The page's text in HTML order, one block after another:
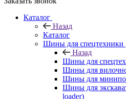
Каталог
Назад
Каталог
Шины для спецтехники
Назад
Шины для
Шины для
Шины для
Шины для
loader)